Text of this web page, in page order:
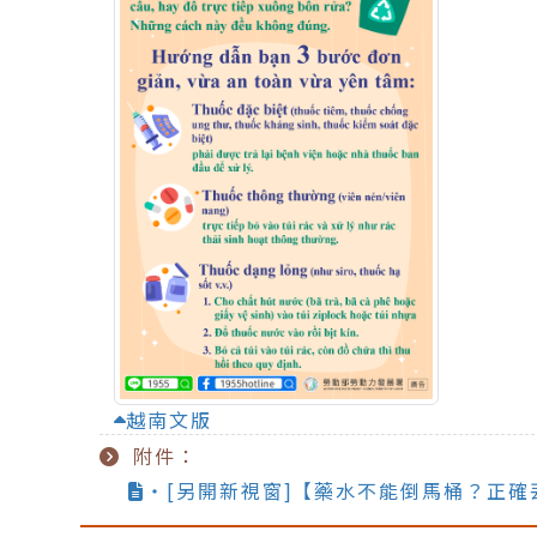
越南文版
附件：
‧[另開新視窗]【藥水不能倒馬桶？正確